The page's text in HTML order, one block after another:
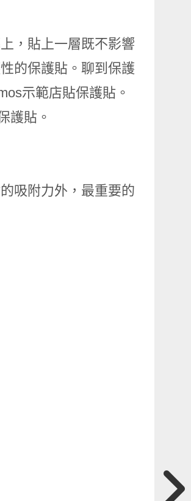
，貼上一層既不影響
的保護貼。聊到保護
示範店貼保護貼。
護貼。
吸附力外，最重要的